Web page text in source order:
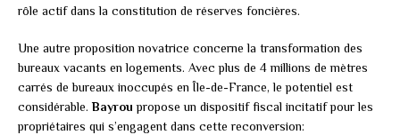
rôle actif dans la constitution de réserves foncières.
Une autre proposition novatrice concerne la transformation des
bureaux vacants en logements. Avec plus de 4 millions de mètres
carrés de bureaux inoccupés en Île-de-France, le potentiel est
considérable.Bayrou propose un dispositif fiscal incitatif pour les
propriétaires qui s’engagent dans cette reconversion: